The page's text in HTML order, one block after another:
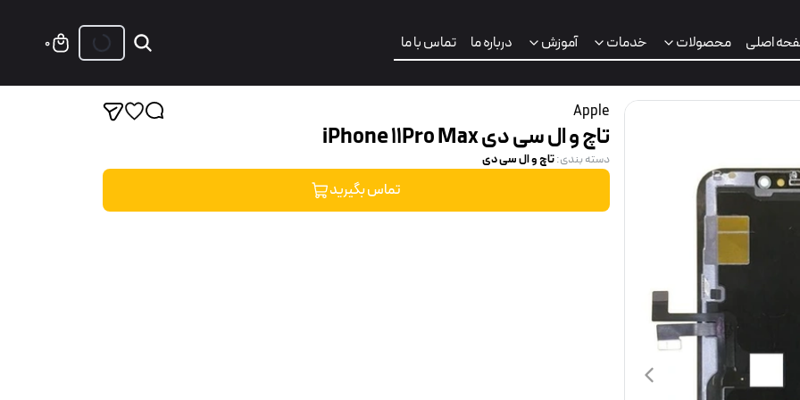
اصلی محصولات خدمات آموزش درباره ما تماس با ما 0
Apple
تاچ و ال سی دی iPhone 11Pro Max
دسته بندی:تاچ و ال سی دی
تماس بگیرید